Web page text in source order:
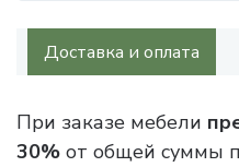
Доставка и оплата
При заказе мебели
30% от общей суммы